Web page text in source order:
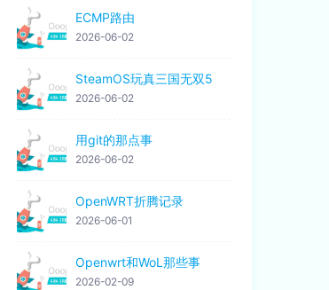
ECMP路由
2026-06-02
SteamOS玩真三国无双5
2026-06-02
用git的那点事
2026-06-02
OpenWRT折腾记录
2026-06-01
Openwrt和WoL那些事
2026-02-09